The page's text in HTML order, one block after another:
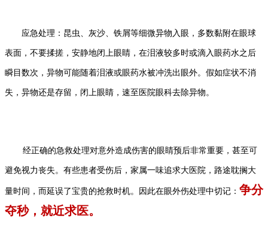
应急处理：昆虫、灰沙、铁屑等细微异物入眼，多数黏附在眼球
表面，不要揉搓，安静地闭上眼睛，在泪液较多时或滴入眼药水之后
瞬目数次，异物可能随着泪液或眼药水被冲洗出眼外。假如症状不消
失，异物还是存留，闭上眼睛，速至医院眼科去除异物。
经正确的急救处理对意外造成伤害的眼睛预后非常重要，甚至可
避免视力丧失。有些患者受伤后，家属一味追求大医院，路途耽搁大
量时间，而延误了宝贵的抢救时机。因此在眼外伤处理中切记： 争分
夺秒，就近求医。